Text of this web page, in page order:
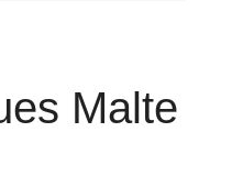
Malte